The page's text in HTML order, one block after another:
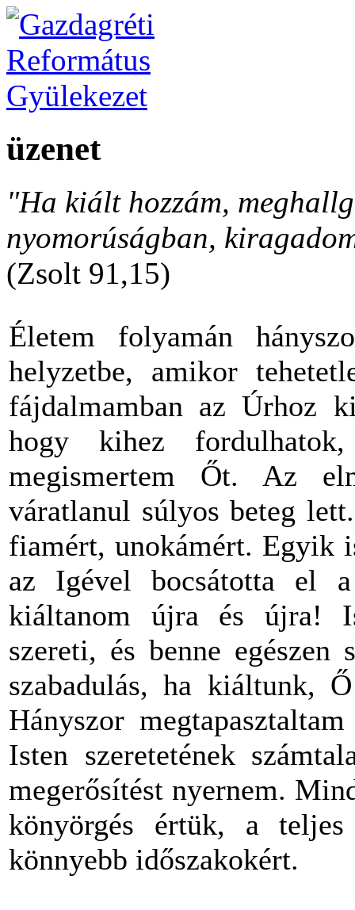
üzenet
"Ha kiált hozzám,
nyomorúságban,
(Zsolt 91,15)
Életem folyamán
helyzetbe, amikor
fájdalmamban az Úrhoz
hogy kihez
megismertem Őt. Az
váratlanul súlyos beteg
fiamért, unokámért. Egyik
az Igével bocsátotta el
kiáltanom újra és újra!
szereti, és benne
szabadulás, ha kiáltunk,
Hányszor
Isten szeretetének
megerősítést nyernem.
könyörgés értük, a
könnyebb időszakokért.